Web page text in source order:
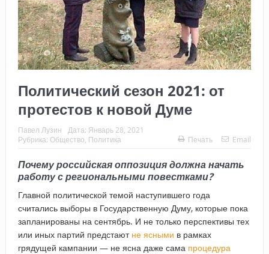
Политический сезон 2021: от
протестов к новой Думе
Павел Лузин Дата: Январь 28, 2021
Рубрика: Общество Политика Печать Email
Почему российская оппозиция должна начать
работу с региональными повестками?
Главной политической темой наступившего года
считались выборы в Государственную Думу, которые пока
запланированы на сентябрь. И не только перспективы тех
или иных партий предстают не ясными в рамках
грядущей кампании — не ясна даже сама процедура